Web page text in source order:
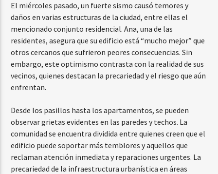
El miércoles pasado, un fuerte sismo causó temores y
daños en varias estructuras de la ciudad, entre ellas el
mencionado conjunto residencial. Ana, una de las
residentes, asegura que su edificio está “mucho mejor” que
otros cercanos que sufrieron peores consecuencias. Sin
embargo, este optimismo contrasta con la realidad de sus
vecinos, quienes destacan la precariedad y el riesgo que aún
enfrentan.
Desde los pasillos hasta los apartamentos, se pueden
observar grietas evidentes en las paredes y techos. La
comunidad se encuentra dividida entre quienes creen que el
edificio puede soportar más temblores y aquellos que
reclaman atención inmediata y reparaciones urgentes. La
precariedad de la infraestructura urbanística en áreas